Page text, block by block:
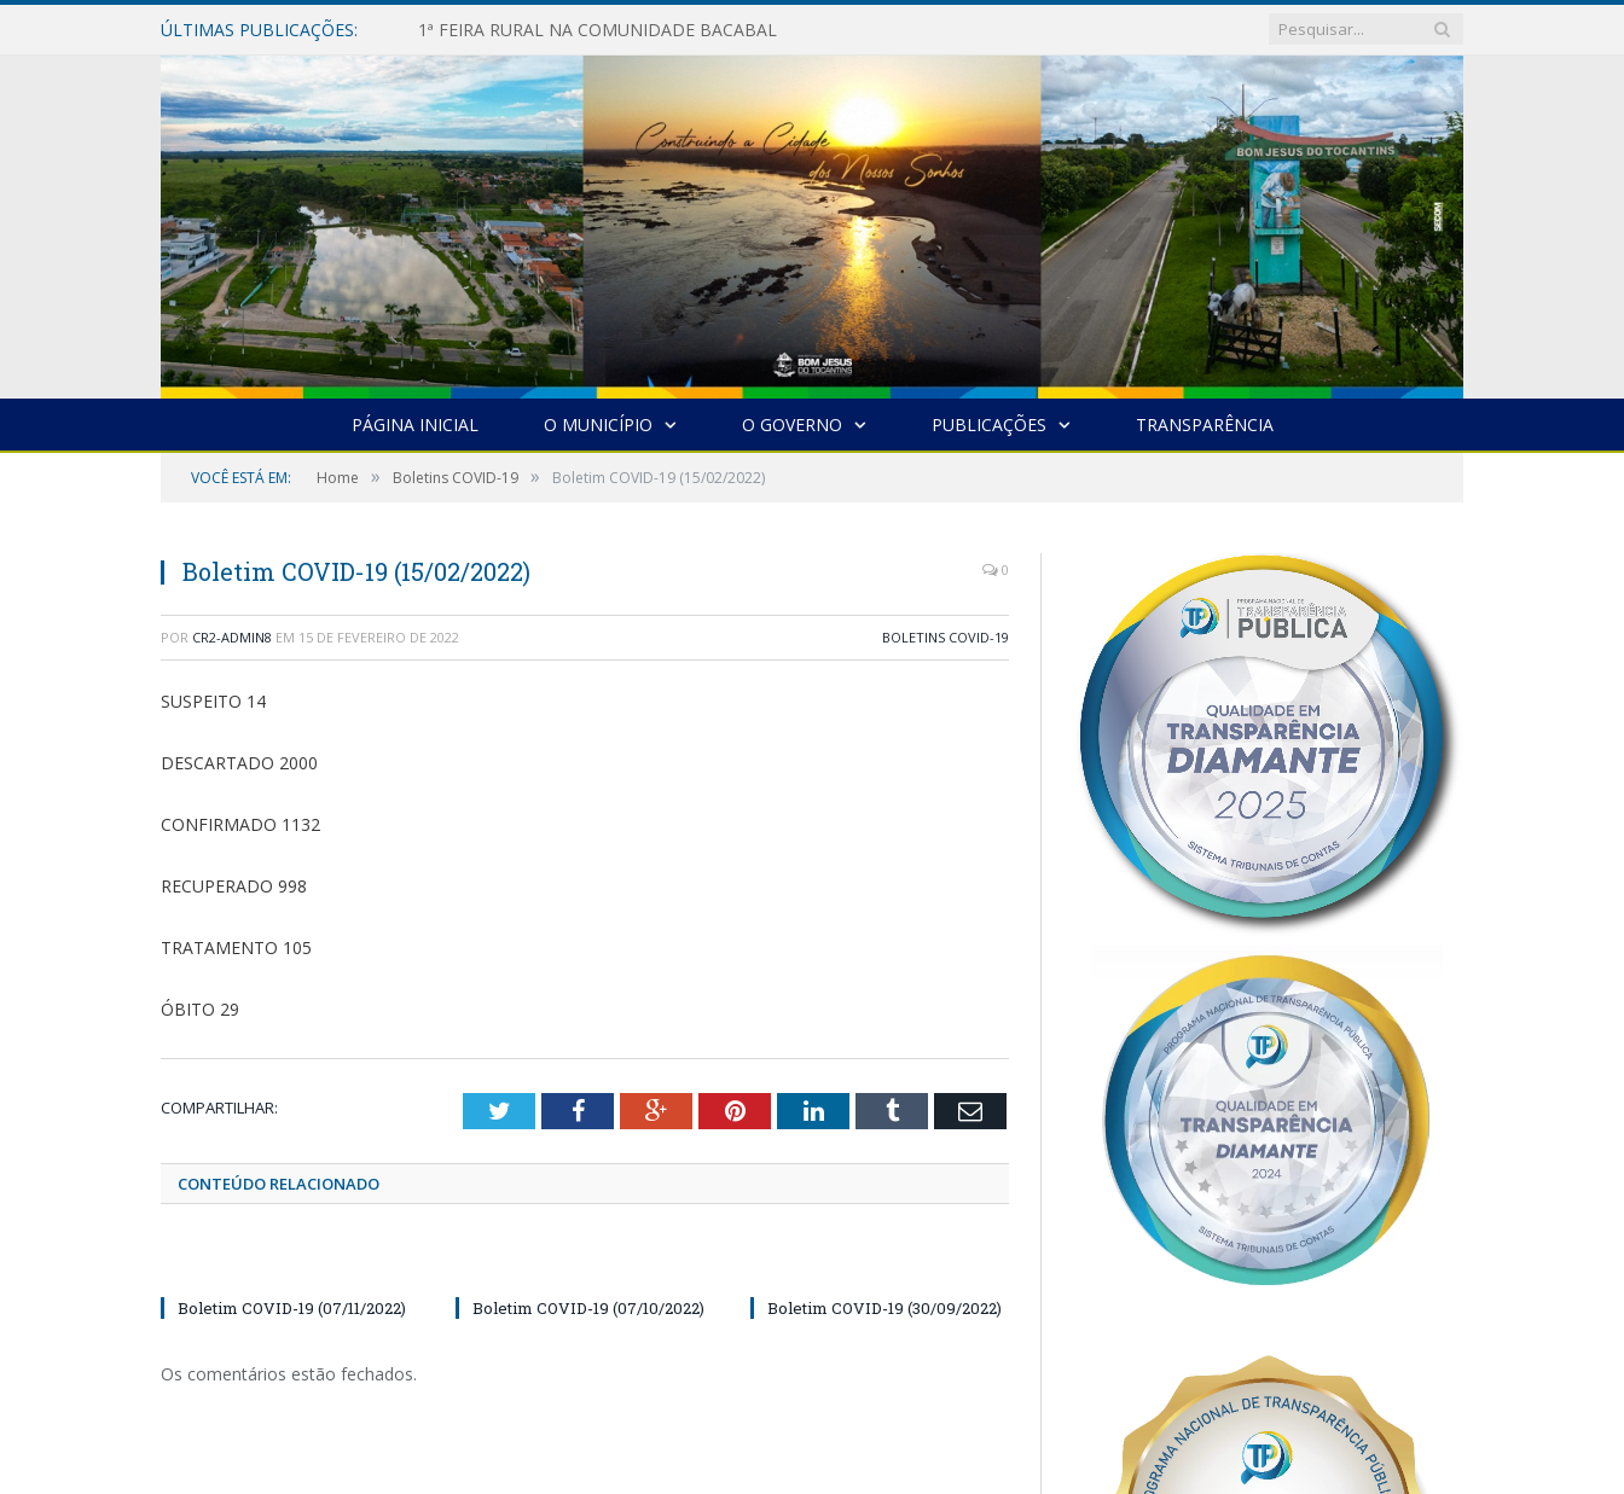
ÚLTIMAS PUBLICAÇÕES: 1ª FEIRA RURAL NA COMUNIDADE BACABAL
PÁGINA INICIAL O MUNICÍPIO O GOVERNO PUBLICAÇÕES TRANSPARÊNCIA
VOCÊ ESTÁ EM: Home » Boletins COVID-19 » Boletim COVID-19 (15/02/2022)
Boletim COVID-19 (15/02/2022) 0
POR CR2-ADMIN8 EM 15 DE FEVEREIRO DE 2022 BOLETINS COVID-19
SUSPEITO 14
DESCARTADO 2000
CONFIRMADO 1132
RECUPERADO 998
TRATAMENTO 105
ÓBITO 29
COMPARTILHAR: TwitterFacebookGoogle+PinterestLinkedInTumblr Email
CONTEÚDO RELACIONADO
Boletim COVID-19 (07/11/2022) Boletim COVID-19 (07/10/2022) Boletim COVID-19 (30/09/2022)
Os comentários estão fechados.